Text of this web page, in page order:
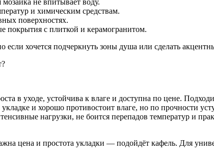
и химическим средствам.
поверхностях.
покрытия с плиткой и керамогранитом.
хочется подчеркнуть зоны душа или сделать
в уходе, устойчива к влаге и доступна по цене.
и хорошо противостоит влаге, но по прочности
нагрузки, не боится перепадов температур и
цена и простота укладки — подойдёт кафель. Для